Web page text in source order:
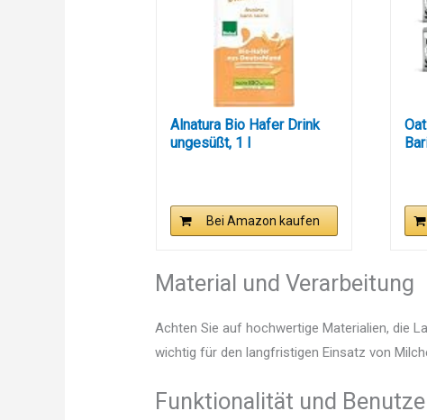
Alnatura Bio Hafer Drink
ungesüßt, 1 l
Bei Amazon kaufen
Material und Verarbeitung
Achten Sie auf hochwertige Materialien, die
wichtig für den langfristigen Einsatz von
Funktionalität und